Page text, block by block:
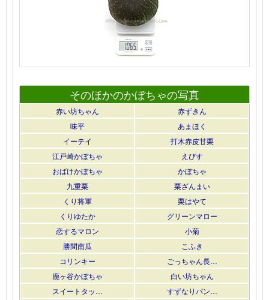
そのほかのかぼちゃの写真
赤い坊ちゃん
赤ずきん
味平
あまほく
イーテイ
打木赤皮甘栗
江戸崎かぼちゃ
えびす
おばけかぼちゃ
かぼちゃ
九重栗
栗ざんまい
くり将軍
栗はやて
くりゆたか
グリーンマロー
恋するマロン
小菊
勝間南瓜
こふき
コリンキー
ごっちゃん長…
鹿ヶ谷かぼちゃ
白い坊ちゃん
スイートタッ…
すずなりパン…